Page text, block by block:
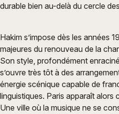
durable bien au-delà du cercle
Hakim s’impose dès les années
majeures du renouveau de la
Son style, profondément
s’ouvre très tôt à des
énergie scénique capable de
linguistiques. Paris apparaît alors
Une ville où la musique ne se